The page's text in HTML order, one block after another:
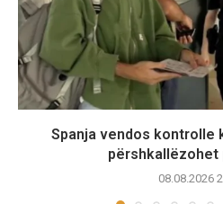
Spanja vendos kontrolle
përshkallëzohet
08.08.2026